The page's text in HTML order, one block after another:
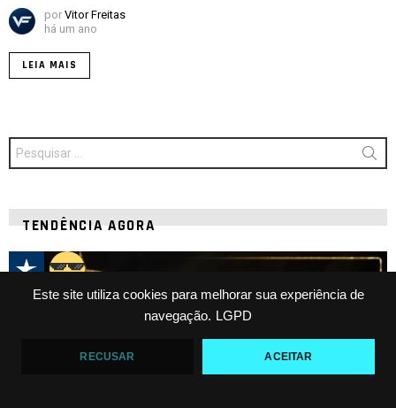
Este site utiliza cookies para melhorar sua experiência de
navegação. LGPD
RECUSAR ACEITAR
por Vitor Freitas
há um ano
LEIA MAIS
Procurar
por:
TENDÊNCIA AGORA